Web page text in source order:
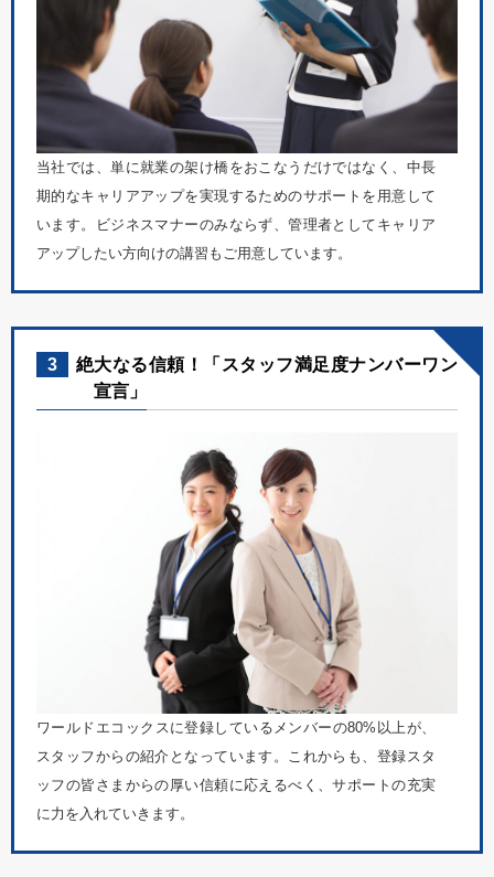
当社では、単に就業の架け橋をおこなうだけではなく、中長
期的なキャリアアップを実現するためのサポートを用意して
います。ビジネスマナーのみならず、管理者としてキャリア
アップしたい方向けの講習もご用意しています。
3
絶大なる信頼！「スタッフ満足度ナンバーワン
宣言」
ワールドエコックスに登録しているメンバーの80%以上が、
スタッフからの紹介となっています。これからも、登録スタ
ッフの皆さまからの厚い信頼に応えるべく、サポートの充実
に力を入れていきます。